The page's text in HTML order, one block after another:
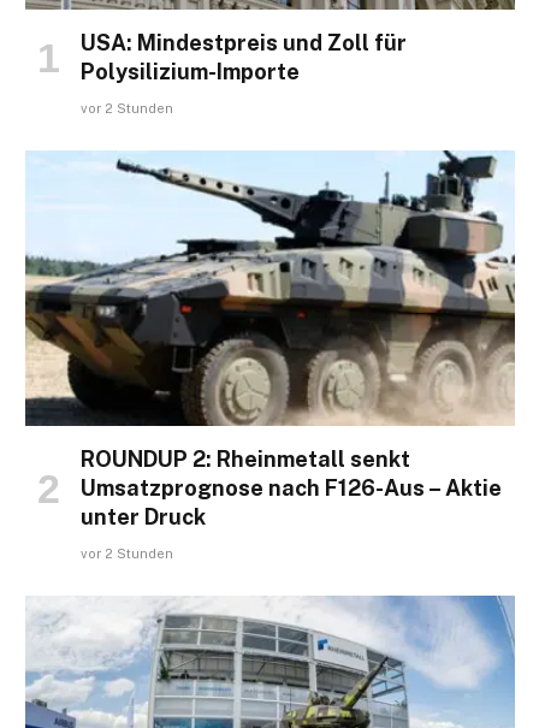
USA: Mindestpreis und Zoll für
Polysilizium-Importe
vor 2 Stunden
ROUNDUP 2: Rheinmetall senkt
Umsatzprognose nach F126-Aus – Aktie
unter Druck
vor 2 Stunden